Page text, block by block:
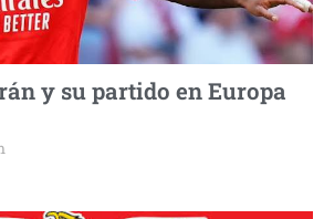
y su partido en Europa